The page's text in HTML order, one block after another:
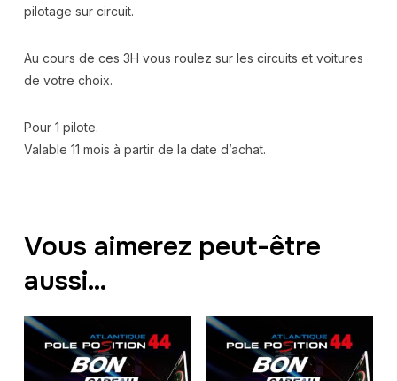
pilotage sur circuit.
Au cours de ces 3H vous roulez sur les circuits et voitures
de votre choix.
Pour 1 pilote.
Valable 11 mois à partir de la date d’achat.
Vous aimerez peut-être
aussi…